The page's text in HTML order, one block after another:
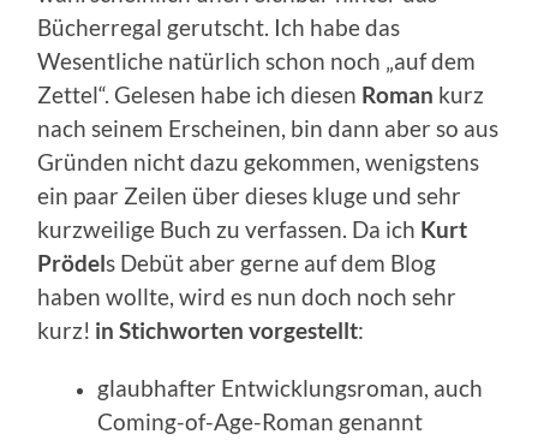
Bücherregal gerutscht. Ich habe das
Wesentliche natürlich schon noch „auf dem
Zettel“. Gelesen habe ich diesen Roman kurz
nach seinem Erscheinen, bin dann aber so aus
Gründen nicht dazu gekommen, wenigstens
ein paar Zeilen über dieses kluge und sehr
kurzweilige Buch zu verfassen. Da ich Kurt
Prödels Debüt aber gerne auf dem Blog
haben wollte,wird es nundoch nochsehr
kurz! in Stichwortenvorgestellt:
glaubhafter Entwicklungsroman, auch
Coming-of-Age-Roman genannt